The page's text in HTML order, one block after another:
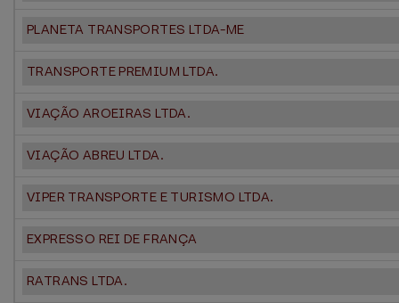
PLANETA TRANSPORTES LTDA-ME
TRANSPORTE PREMIUM LTDA.
VIAÇÃO AROEIRAS LTDA.
VIAÇÃO ABREU LTDA.
VIPER TRANSPORTE E TURISMO LTDA.
EXPRESSO REI DE FRANÇA
RATRANS LTDA.